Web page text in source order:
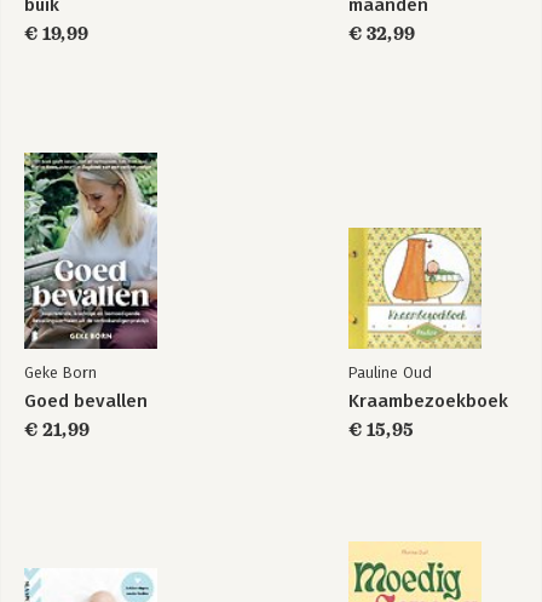
buik
€ 19,99
maanden
€ 32,99
Geke Born
Goed bevallen
€ 21,99
Pauline Oud
Kraambezoekboek
€ 15,95